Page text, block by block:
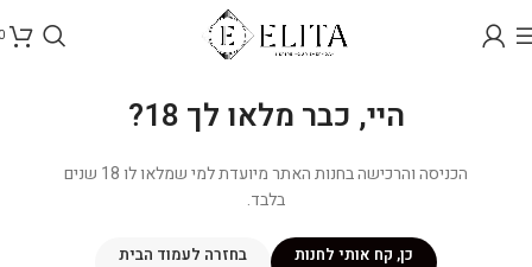
היי, כבר מלאו לך 18?
הכניסה והרכישה בחנות האתר מיועדת למי שמלאו לו 18 שנים
בלבד.
כן, קח אותי לחנות בחזרה לעמוד הבית